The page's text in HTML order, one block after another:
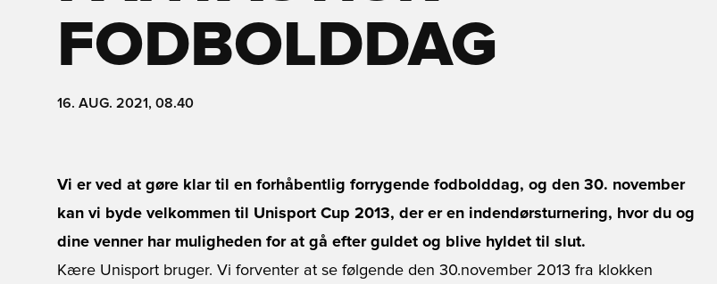
FODBOLDDAG
16. AUG. 2021, 08.40
Vi er ved at gøre klar til en forhåbentlig forrygende fodbolddag, og den 30. november
kan vi byde velkommen til Unisport Cup 2013, der er en indendørsturnering, hvor du og
dine venner har muligheden for at gå efter guldet og blive hyldet til slut.
Kære Unisport bruger. Vi forventer at se følgende den 30.november 2013 fra klokken